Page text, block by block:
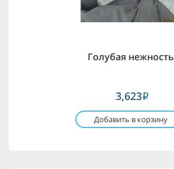
Голубая нежность
3,623i
Добавить в корзину